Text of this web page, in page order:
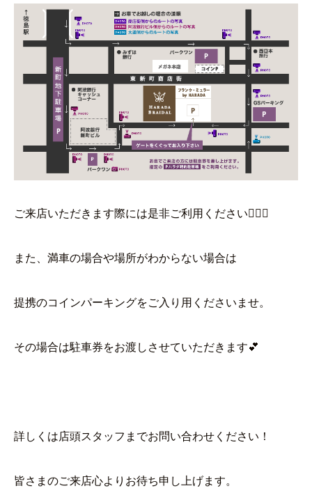
ご来店いただきます際には是非ご利用ください🙇‍♀️✨
また、満車の場合や場所がわからない場合は
提携のコインパーキングをご入り用くださいませ。
その場合は駐車券をお渡しさせていただきます💕
詳しくは店頭スタッフまでお問い合わせください！
皆さまのご来店心よりお待ち申し上げます。